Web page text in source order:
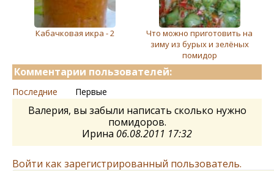
Кабачковая икра - 2
Что можно приготовить на
зиму из бурых и зелёных
помидор
Комментарии пользователей:
Последние Первые
Валерия, вы забыли написать сколько нужно
помидоров.
Ирина 06.08.2011 17:32
Войти как зарегистрированный пользователь.